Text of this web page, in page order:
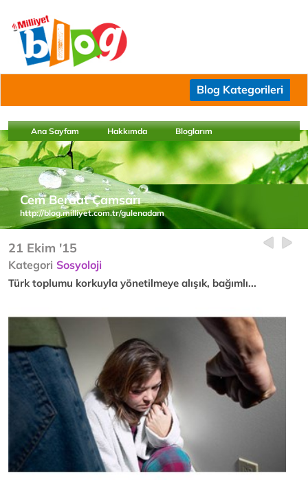
Blog Kategorileri
Ana Sayfam Hakkımda Bloglarım
Cem Beraat Çamsarı
http://blog.milliyet.com.tr/gulenadam
21 Ekim '15
Kategori Sosyoloji
Türk toplumu korkuyla yönetilmeye alışık, bağımlı...